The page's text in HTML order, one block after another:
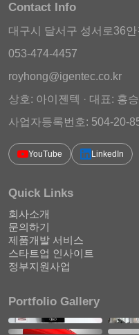
Contact Info
대구시 달서구 성서로36
053-474-4457
royhong@igentec.co.kr
상호: 아이젠텍 · 대표: 홍승
사업자등록번호: 504-20-
YouTube LinkedIn
Quick Links
회사소개
문의하기
제품개발 서비스
스타트업 인사이트
정부지원사업
Portfolio Gallery